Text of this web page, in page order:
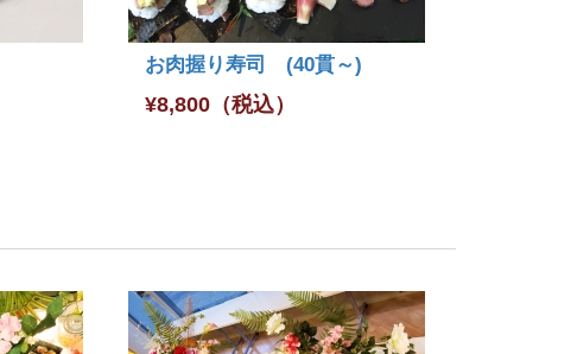
お肉握り寿司 (40貫～)
¥8,800 （税込）